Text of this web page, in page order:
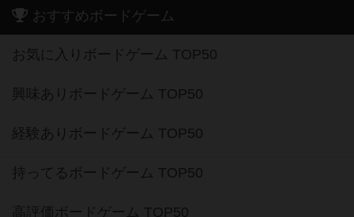
おすすめボードゲーム
お気に入りボードゲーム TOP50
興味ありボードゲーム TOP50
経験ありボードゲーム TOP50
持ってるボードゲーム TOP50
高評価ボードゲーム TOP50